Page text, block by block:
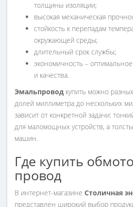
толщины изоляции;
высокая механическая
стойкость к перепадам
окружающей среды;
длительный срок службы;
экономичность –
и качества.
Эмальпровод купить можно
долей миллиметра до нескольких
зависит от конкретной задачи:
для маломощных устройств, а
машин.
Где купить
провод
В интернет-магазине Столичная
представлен широкий выбор